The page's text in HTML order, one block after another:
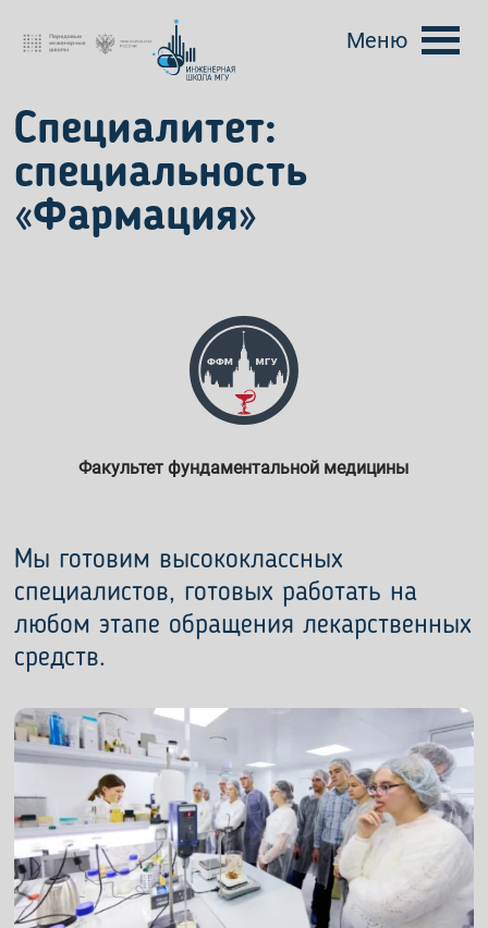
Меню
Специалитет:
специальность
«Фармация»
Факультет фундаментальной медицины
Мы готовим высококлассных
специалистов, готовых работать на
любом этапе обращения лекарственных
средств.